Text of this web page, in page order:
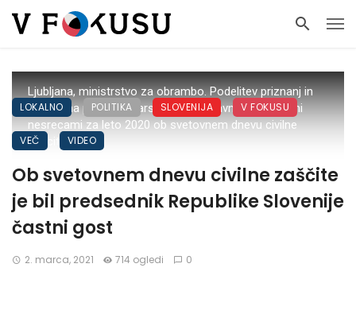
Ljubljana, ministrstvo za obrambo. Podelitev priznanj in
nagrad na podrocju varstva pred naravnimi in drugimi
nesrecami za leto 2020 ob svetovnem dnevu civilne
zascite.
LOKALNO POLITIKA SLOVENIJA V FOKUSU
VEČ VIDEO
Ob svetovnem dnevu civilne zaščite
je bil predsednik Republike Slovenije
častni gost
2. marca, 2021 714 ogledi 0